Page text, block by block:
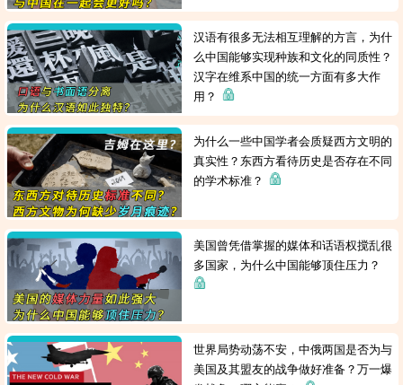
汉语有很多无法相互理解的方言，为什
么中国能够实现种族和文化的同质性？
汉字在维系中国的统一方面有多大作
用？
为什么一些中国学者会质疑西方文明的
真实性？东西方看待历史是否存在不同
的学术标准？
美国曾凭借掌握的媒体和话语权搅乱很
多国家，为什么中国能够顶住压力？
世界局势动荡不安，中俄两国是否为与
美国及其盟友的战争做好准备？万一爆